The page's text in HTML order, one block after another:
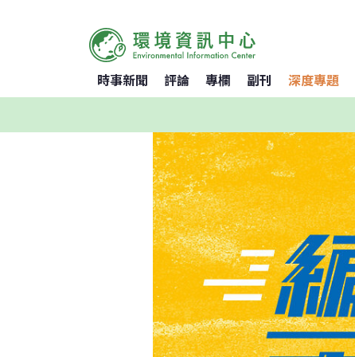
時事新聞 評論 專欄 副刊 深度專題